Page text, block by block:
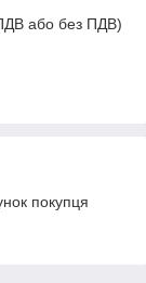
ПДВ або без ПДВ)
покупця